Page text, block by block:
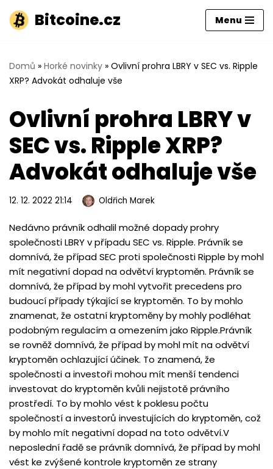
Přeskočit
obsah
Bitcoine.cz Menu
Domů » Horké novinky » Ovlivní prohra LBRY v SEC vs. Ripple
XRP? Advokát odhaluje vše
Ovlivní prohra LBRY v
SEC vs. Ripple XRP?
Advokát odhaluje vše
12. 12. 2022 21:14 Oldřich Marek
Nedávno právník odhalil možné dopady prohry
společnosti LBRY v případu SEC vs. Ripple. Právník se
domnívá, že případ SEC proti společnosti Ripple by mohl
mít negativní dopad na odvětví kryptoměn. Právník se
domnívá, že případ by mohl vytvořit precedens pro
budoucí případy týkající se kryptoměn. To by mohlo
znamenat, že ostatní kryptoměny by mohly podléhat
podobným regulacím a omezením jako Ripple.Právník
se rovněž domnívá, že případ by mohl mít na odvětví
kryptoměn ochlazující účinek. To znamená, že
společnosti a investoři mohou mít menší tendenci
investovat do kryptoměn kvůli nejistotě právního
prostředí. To by mohlo vést k poklesu počtu
společností a investorů investujících do kryptoměn, což
by mohlo mít negativní dopad na toto odvětví.V
neposlední řadě se právník domnívá, že případ by mohl
vést ke zvýšené kontrole kryptoměn ze strany